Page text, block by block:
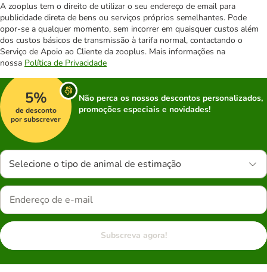
A zooplus tem o direito de utilizar o seu endereço de email para
publicidade direta de bens ou serviços próprios semelhantes. Pode
opor-se a qualquer momento, sem incorrer em quaisquer custos além
dos custos básicos de transmissão à tarifa normal, contactando o
Serviço de Apoio ao Cliente da zooplus. Mais informações na
nossa Política de Privacidade
5%
de desconto
por subscrever
Não perca os nossos descontos personalizados,
promoções especiais e novidades!
Selecione o tipo de animal de estimação
Subscreva agora!